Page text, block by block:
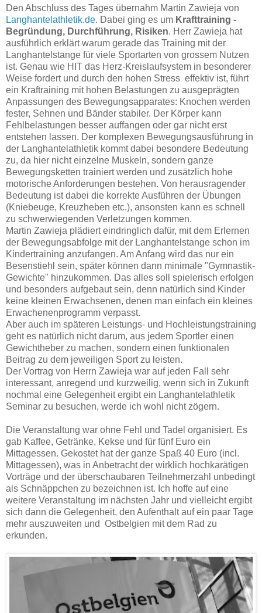
Den Abschluss des Tages übernahm Martin Zawieja von
Langhantelathletik.de. Dabei ging es um Krafttraining -
Begründung, Durchführung, Risiken. Herr Zawieja hat
ausführlich erklärt warum gerade das Training mit der
Langhantelstange für viele Sportarten von grossem Nutzen
ist. Genau wie HIT das Herz-Kreislaufsystem in besonderer
Weise fordert und durch den hohen Stress effektiv ist, führt
ein Kraftraining mit hohen Belastungen zu ausgeprägten
Anpassungen des Bewegungsapparates: Knochen werden
fester, Sehnen und Bänder stabiler. Der Körper kann
Fehlbelastungen besser auffangen oder gar nicht erst
entstehen lassen. Der komplexen Bewegungsausführung in
der Langhantelathletik kommt dabei besondere Bedeutung
zu, da hier nicht einzelne Muskeln, sondern ganze
Bewegungsketten trainiert werden und zusätzlich hohe
motorische Anforderungen bestehen. Von herausragender
Bedeutung ist dabei die korrekte Ausführen der Übungen
(Kniebeuge, Kreuzheben etc.), ansonsten kann es schnell
zu schwerwiegenden Verletzungen kommen.
Martin Zawieja plädiert eindringlich dafür, mit dem Erlernen
der Bewegungsabfolge mit der Langhantelstange schon im
Kindertraining anzufangen. Am Anfang wird das nur ein
Besenstiehl sein, später können dann minimale "Gymnastik-
Gewichte" hinzukommen. Das alles soll spielerisch erfolgen
und besonders aufgebaut sein, denn natürlich sind Kinder
keine kleinen Erwachsenen, denen man einfach ein kleines
Erwachenenprogramm verpasst.
Aber auch im späteren Leistungs- und Hochleistungstraining
geht es natürlich nicht darum, aus jedem Sportler einen
Gewichtheber zu machen, sondern einen funktionalen
Beitrag zu dem jeweiligen Sport zu leisten.
Der Vortrag von Herrn Zawieja war auf jeden Fall sehr
interessant, anregend und kurzweilig, wenn sich in Zukunft
nochmal eine Gelegenheit ergibt ein Langhantelathletik
Seminar zu besuchen, werde ich wohl nicht zögern.
Die Veranstaltung war ohne Fehl und Tadel organisiert. Es
gab Kaffee, Getränke, Kekse und für fünf Euro ein
Mittagessen. Gekostet hat der ganze Spaß 40 Euro (incl.
Mittagessen), was in Anbetracht der wirklich hochkarätigen
Vorträge und der überschaubaren Teilnehmerzahl unbedingt
als Schnäppchen zu bezeichnen ist. Ich hoffe auf eine
weitere Veranstaltung im nächsten Jahr und vielleicht ergibt
sich dann die Gelegenheit, den Aufenthalt auf ein paar Tage
mehr auszuweiten und Ostbelgien mit dem Rad zu
erkunden.